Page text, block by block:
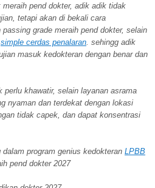
pend dokter, adik adik tidak
tetapi akan di bekali cara
grade meraih pend dokter, selain
simple cerdas penalaran . sehingg adik
masuk kedokteran dengan benar dan
khawatir, selain layanan asrama
nyaman dan terdekat dengan lokasi
tidak capek, dan dapat konsentrasi
program genius kedokteran LPBB
pend dokter 2027